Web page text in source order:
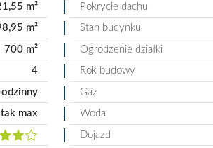
m²
m²
700 m²
4
max
Pokrycie dachu
Stan budynku
Ogrodzenie działki
Rok budowy
Gaz
Woda
Dojazd